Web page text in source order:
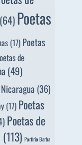
Poetas
(17) Poetas
de
(49)
(36)
(17) Poetas
Poetas de
(113) Porfirio Barba